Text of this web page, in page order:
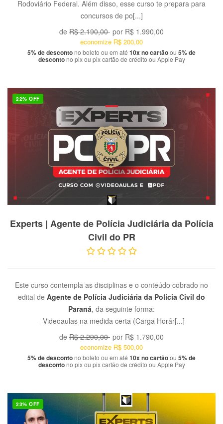
Rodoviário Federal. Além disso, esse curso te prepara para
concursos de po[...]
de R$ 2.190,00 por R$ 1.990,00
economize R$ 200,00
5% de descontono boleto ou em até 10x no cartãoou 5% de
descontono pix ou pix cartão de crédito ou Apple Pay
22% OFF
Experts | Agente de Polícia Judiciária da Polícia
Civil do PR
Este curso contempla as disciplinas e o conteúdo cobrado no
edital de Agente de Polícia Judiciária da Polícia Civil do
Paraná, da seguinte forma:
- Videoaulas na medida certa (Carga Horár[...]
de R$ 2.290,00 por R$ 1.790,00
economize R$ 500,00
5% de descontono boleto ou em até 10x no cartãoou 5% de
descontono pix ou pix cartão de crédito ou Apple Pay
23% OFF